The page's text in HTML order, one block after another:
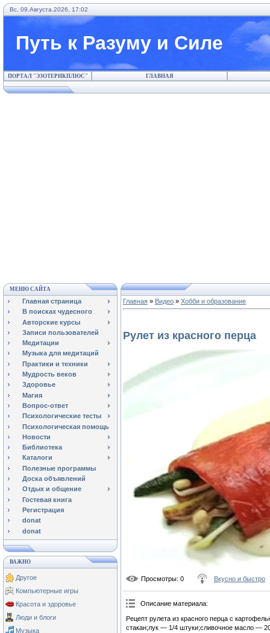
Вс, 09.Августа.2026, 17:02
Путь к Разуму и Силе
ПОРТАЛ "ЭЗОТЕРИКПЛЮС" ГЛАВНАЯ
МЕНЮ САЙТА
Главная страница
В поисках чудесного
Авторские курсы
Записи пользователей
Медитации
Музыка для медитаций
Практики и техники
Мудрость веков
Здоровье
Магия
Вопрос-ответ
Психологические тесты
Психологическая помощь
Новости
Библиотека
Каталоги
Полезные программы
Доска объявлений
Отдых и общение
Гостевая книга
Регистрация
donat
donat
ВАЖНО
Другое
Компьютерные игры
Красота и здоровье
Люди и блоги
Музыка
Главная » Видео » Хобби и образование
Рулет из красного перца
Просмотры: 0 Вкусно и быстро
Описание материала:
Рецепт рулета из красного перца с
стакан;лук — 1/4 штуки;сливочное масло —